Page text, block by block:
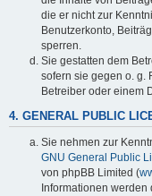
die er nicht zur
Benutzerkonto,
sperren.
Sie gestatten dem
sofern sie gegen o. g.
Betreiber oder einem
4. GENERAL PUBLIC
Sie nehmen zur
GNU General Public
von phpBB Limited (
Informationen